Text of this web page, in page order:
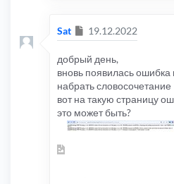
Sat Сообщение
19.12.2022
добрый день,
вновь появилась ошибка
набрать словосочетание
вот на такую страницу
это может быть?